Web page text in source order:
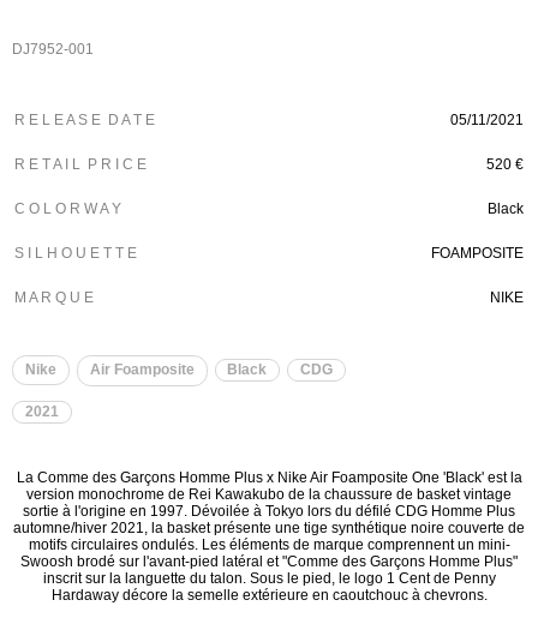
DJ7952-001
R E L E A S E D A T E 05/11/2021
R E T A I L P R I C E 520 €
C O L O R W A Y Black
S I L H O U E T T E FOAMPOSITE
M A R Q U E NIKE
Nike Air Foamposite Black CDG
2021
La Comme des Garçons Homme Plus x Nike Air Foamposite One 'Black' est la
version monochrome de Rei Kawakubo de la chaussure de basket vintage
sortie à l'origine en 1997. Dévoilée à Tokyo lors du défilé CDG Homme Plus
automne/hiver 2021, la basket présente une tige synthétique noire couverte de
motifs circulaires ondulés. Les éléments de marque comprennent un mini-
Swoosh brodé sur l'avant-pied latéral et "Comme des Garçons Homme Plus"
inscrit sur la languette du talon. Sous le pied, le logo 1 Cent de Penny
Hardaway décore la semelle extérieure en caoutchouc à chevrons.